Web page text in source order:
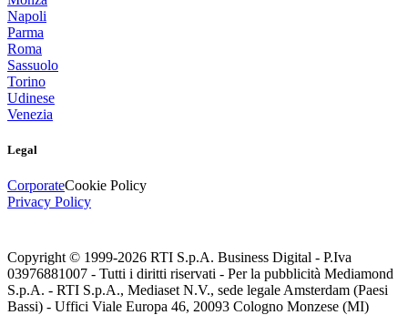
Napoli
Parma
Roma
Sassuolo
Torino
Udinese
Venezia
Legal
CorporateCookie Policy
Privacy Policy
Copyright © 1999-2026 RTI S.p.A. Business Digital - P.Iva
03976881007 - Tutti i diritti riservati - Per la pubblicità Mediamond
S.p.A. - RTI S.p.A., Mediaset N.V., sede legale Amsterdam (Paesi
Bassi) - Uffici Viale Europa 46, 20093 Cologno Monzese (MI)